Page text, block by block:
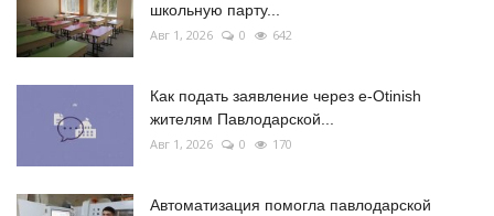
школьную парту...
Авг 1, 2026 0 642
Как подать заявление через e-Otinish
жителям Павлодарской...
Авг 1, 2026 0 170
Автоматизация помогла павлодарской